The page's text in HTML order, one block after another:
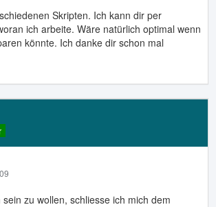
Skripten. Ich kann dir per
ich arbeite. Wäre natürlich optimal wenn
könnte. Ich danke dir schon mal
zu wollen, schliesse ich mich dem